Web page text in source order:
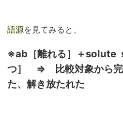
語源を見てみると、
※ab［離れる］＋solute
つ］ ⇒ 比較対象から完
た、解き放たれた